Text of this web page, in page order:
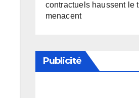
contractuels haussent le
menacent
Publicité